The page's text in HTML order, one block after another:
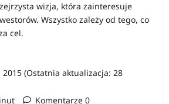
wizja, która zainteresuje
Wszystko zależy od tego, co
cel.
(Ostatnia aktualizacja: 28
Komentarze 0